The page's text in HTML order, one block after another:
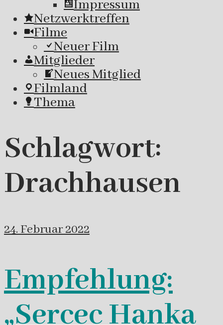
Impressum
Netzwerktreffen
Filme
Neuer Film
Mitglieder
Neues Mitglied
Filmland
Thema
Schlagwort:
Drachhausen
24. Februar 2022
Empfehlung:
„Sercec Hanka